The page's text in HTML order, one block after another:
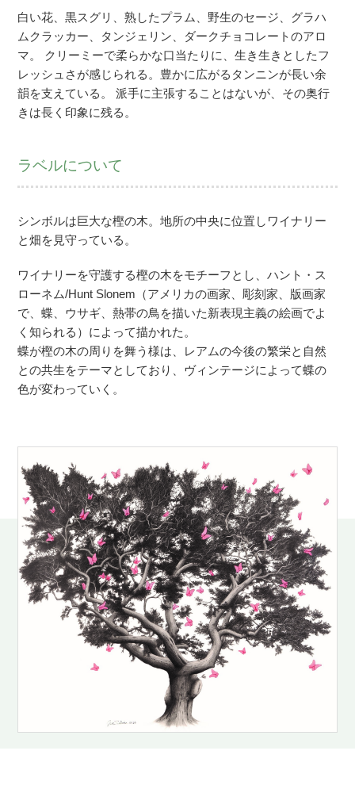
白い花、黒スグリ、熟したプラム、野生のセージ、グラハ
ムクラッカー、タンジェリン、ダークチョコレートのアロ
マ。 クリーミーで柔らかな口当たりに、生き生きとしたフ
レッシュさが感じられる。豊かに広がるタンニンが長い余
韻を支えている。 派手に主張することはないが、その奥行
きは長く印象に残る。
ラベルについて
シンボルは巨大な樫の木。地所の中央に位置しワイナリー
と畑を見守っている。
ワイナリーを守護する樫の木をモチーフとし、ハント・ス
ローネム/Hunt Slonem（アメリカの画家、彫刻家、版画家
で、蝶、ウサギ、熱帯の鳥を描いた新表現主義の絵画でよ
く知られる）によって描かれた。
蝶が樫の木の周りを舞う様は、レアムの今後の繁栄と自然
との共生をテーマとしており、ヴィンテージによって蝶の
色が変わっていく。